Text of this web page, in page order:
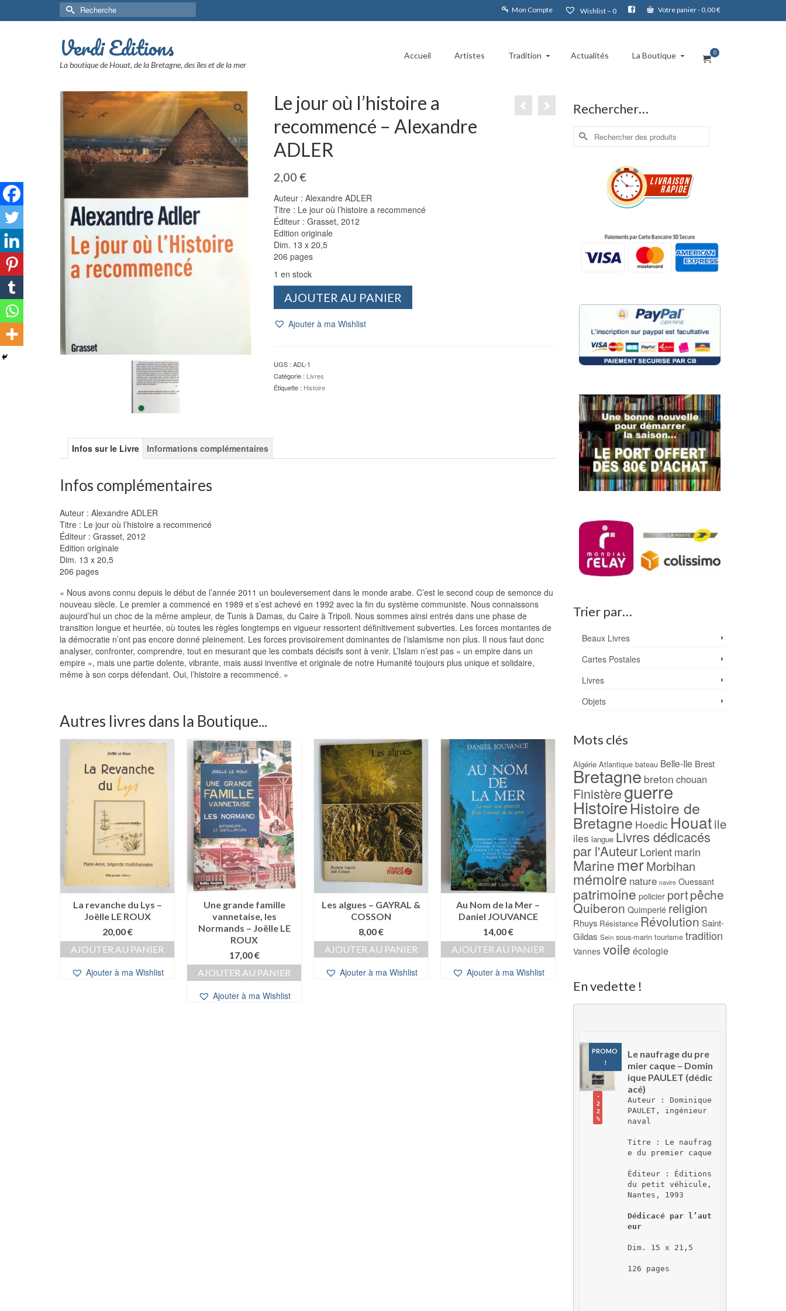
Mon Compte Wishlist – 0 Votre panier- 0,00€
Rechercher :
Verdi Editions
La boutique de Houat, de la Bretagne, des îles et de la mer
Accueil Artistes Tradition Actualités La Boutique 0
Le jour où l’histoire a
recommencé – Alexandre
ADLER
2,00 €
Auteur : Alexandre ADLER
Titre : Le jour où l’histoire a recommencé
Éditeur : Grasset, 2012
Edition originale
Dim. 13 x 20,5
206 pages
1 en stock
jour
a
recommencé
-
AJOUTER AU PANIER
Ajouter à ma Wishlist
UGS : ADL-1
Catégorie : Livres
Étiquette : Histoire
Infos sur le Livre Informations complémentaires
Infos complémentaires
Auteur : Alexandre ADLER
Titre : Le jour où l’histoire a recommencé
Éditeur : Grasset, 2012
Edition originale
Dim. 13 x 20,5
206 pages
« Nous avons connu depuis le début de l’année 2011 un bouleversement dans le monde arabe. C’est le second coup de semonce du
nouveau siècle. Le premier a commencé en 1989 et s’est achevé en 1992 avec la fin du système communiste. Nous connaissons
aujourd’hui un choc de la même ampleur, de Tunis à Damas, du Caire à Tripoli. Nous sommes ainsi entrés dans une phase de
transition longue et heurtée, où toutes les règles longtemps en vigueur ressortent définitivement subverties. Les forces montantes de
la démocratie n’ont pas encore donné pleinement. Les forces provisoirement dominantes de l’islamisme non plus. Il nous faut donc
analyser, confronter, comprendre, tout en mesurant que les combats décisifs sont à venir. L’Islam n’est pas « un empire dans un
empire », mais une partie dolente, vibrante, mais aussi inventive et originale de notre Humanité toujours plus unique et solidaire,
même à son corps défendant. Oui, l’histoire a recommencé. »
Autres livres dans la Boutique...
La revanche du Lys –
Joëlle LE ROUX
20,00€
AJOUTER AU PANIER
Ajouter à ma Wishlist
Une grande famille
vannetaise, les
Normands – Joëlle LE
ROUX
17,00€
AJOUTER AU PANIER
Ajouter à ma Wishlist
Les algues – GAYRAL &
COSSON
8,00€
AJOUTER AU PANIER
Ajouter à ma Wishlist
Au Nom de la Mer –
Daniel JOUVANCE
14,00€
AJOUTER AU PANIER
Ajouter à ma Wishlist
D’une guerre à l’autre –
1914-1945 – Skol Vreizh
AJOUTER AU PANIER
BACHELLERIE
Rechercher…
Rechercher :
Trier par…
Beaux Livres
Cartes Postales
Livres
Objets
Mots clés
Algérie Atlantique bateau Belle-Ile Brest
Bretagne breton chouan
Finistèreguerre
HistoireHistoire de
Bretagne Hoedic Houatile
iles langue Livres dédicacés
par l'Auteur Lorient marin
Marine merMorbihan
mémoire nature navire Ouessant
patrimoine policier portpêche
Quiberon Quimperlé religion
Rhuys Résistance Révolution Saint-
Gildas Sein sous-marin tourisme tradition
Vannes voile écologie
En vedette !
PROMO
!
-
2
2
%
Le naufrage du pre
mier caque – Domin
ique PAULET (dédic
acé)
Auteur : Dominique
PAULET, ingénieur
naval
Titre : Le naufrag
e du premier caque
Éditeur : Éditions
du petit véhicule,
Nantes, 1993
Dédicacé par l’aut
eur
Dim. 15 x 21,5
126 pages